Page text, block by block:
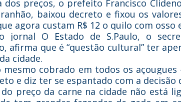
preços, o prefeito Francisco
baixou decreto e fixou os
agora custam R$ 12 o quilo com osso
jornal O Estado de S.Paulo, o
afirma que é “questão cultural” ter
cidade.
mesmo cobrado em todos os
e diz ter se espantado com a decisão
preço da carne na cidade não está